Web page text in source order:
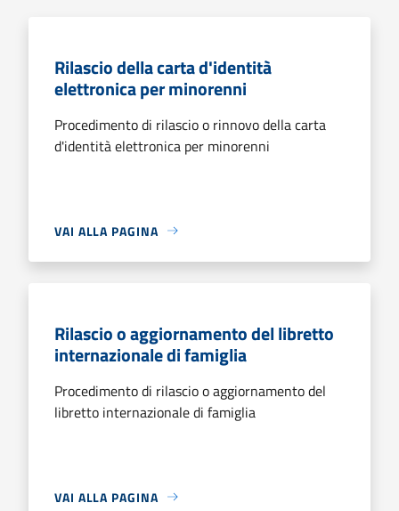
Rilascio della carta d'identità
elettronica per minorenni
Procedimento di rilascio o rinnovo della carta
d'identità elettronica per minorenni
VAI ALLA PAGINA
Rilascio o aggiornamento del libretto
internazionale di famiglia
Procedimento di rilascio o aggiornamento del
libretto internazionale di famiglia
VAI ALLA PAGINA